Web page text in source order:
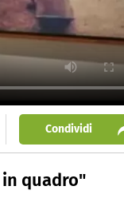
Condividi
quadro"